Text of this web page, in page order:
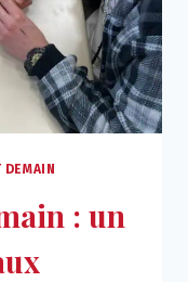
DEMAIN
: un